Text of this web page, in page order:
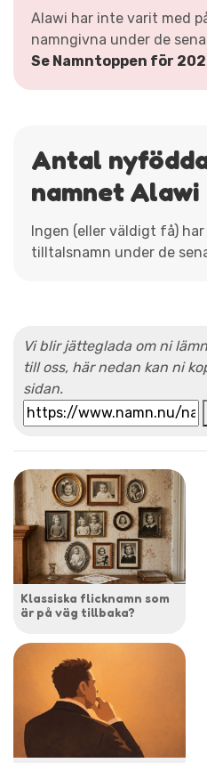
Alawi har inte varit med
namngivna under de
Se Namntoppen för
Antal
namnet Alawi
Ingen (eller väldigt få)
tilltalsnamn under de
Vi blir jätteglada om ni
till oss, här nedan kan ni
sidan.
Klassiska flicknamn som
är på väg tillbaka?